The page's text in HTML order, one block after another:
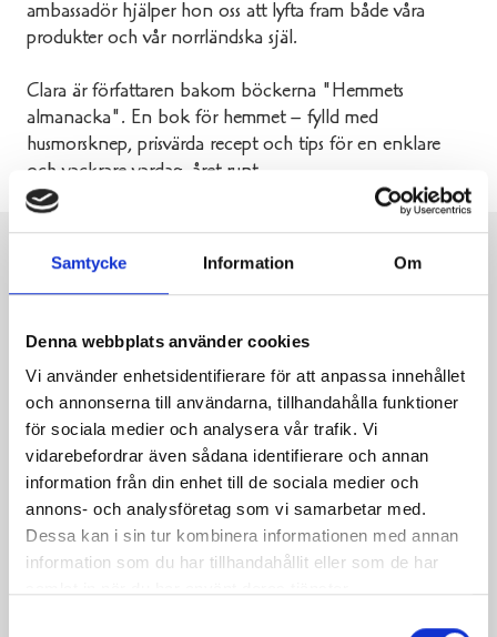
Samtycke Information Om
Denna webbplats använder cookies
Vi använder enhetsidentifierare för att anpassa innehållet
och annonserna till användarna, tillhandahålla funktioner
för sociala medier och analysera vår trafik. Vi
vidarebefordrar även sådana identifierare och annan
information från din enhet till de sociala medier och
annons- och analysföretag som vi samarbetar med.
Dessa kan i sin tur kombinera informationen med annan
information som du har tillhandahållit eller som de har
ambassadör hjälper hon oss att lyfta fram både våra
produkter och vår norrländska själ.
Clara är författaren bakom böckerna "Hemmets
almanacka". En bok för hemmet – fylld med
husmorsknep, prisvärda recept och tips för en enklare
och vackrare vardag, året runt.